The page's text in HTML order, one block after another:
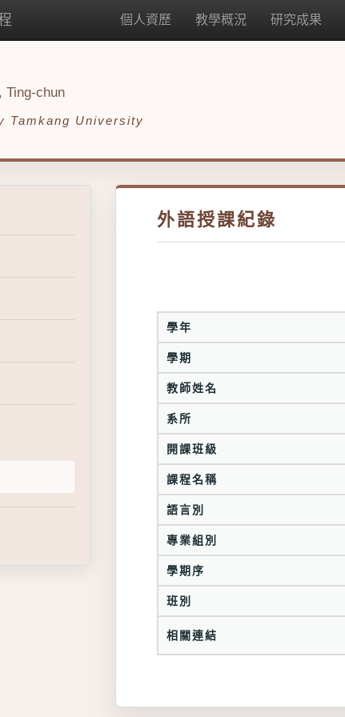
個人資歷 教學概況 研究成果
Ting-chun
Tamkang University
外語授課紀錄
學年
學期
教師姓名
系所
開課班級
課程名稱
語言別
專業組別
學期序
班別
相關連結